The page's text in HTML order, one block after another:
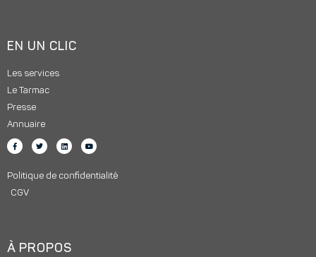
EN UN CLIC
Les services
Le Tarmac
Presse
Annuaire
Politique de confidentialité
CGV
À PROPOS